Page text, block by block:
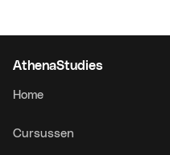
AthenaStudies
Home
Cursussen